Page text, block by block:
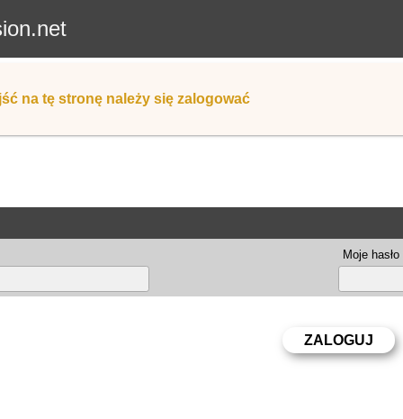
na tę stronę należy się zalogować
Moje hasło